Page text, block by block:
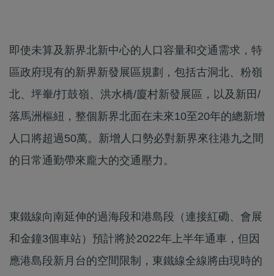
即使未算及新界北新中心的人口容量和交通需求，特
區政府現有的新界新發展區規劃，包括古洞北、粉嶺
北、坪輋/打鼓嶺、洪水橋/廈村新發展區，以及新田/
落馬洲樞紐，整個新界北面在未來10至20年的總新增
人口將超過50萬。新增人口勢必對新界來往港九之間
的日常通勤帶來龐大的交通壓力。
東鐵線向南延伸的過海段和港島段（連接紅磡、會展
和金鐘3個車站）預計將於2022年上半年通車，但因
應港島段新月台的空間限制，東鐵線全線將由現時的